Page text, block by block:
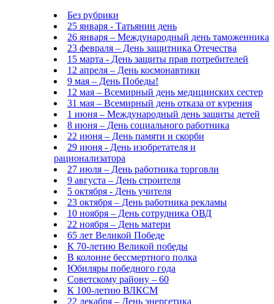
Без рубрики
25 января - Татьянин день
26 января – Международный день таможенника
23 февраля – День защитника Отечества
15 марта - День защиты прав потребителей
12 апреля – День космонавтики
9 мая – День Победы!
12 мая – Всемирный день медицинских сестер
31 мая – Всемирный день отказа от курения
1 июня – Международный день защиты детей
8 июня – День социального работника
22 июня – День памяти и скорби
29 июня - День изобретателя и
рационализатора
27 июля – День работника торговли
9 августа – День строителя
5 октября - День учителя
23 октября – День работника рекламы
10 ноября – День сотрудника ОВД
22 ноября – День матери
65 лет Великой Победе
К 70-летию Великой победы
В колонне бессмертного полка
Юбиляры победного года
Советскому району – 60
К 100-летию ВЛКСМ
22 декабря – День энергетика